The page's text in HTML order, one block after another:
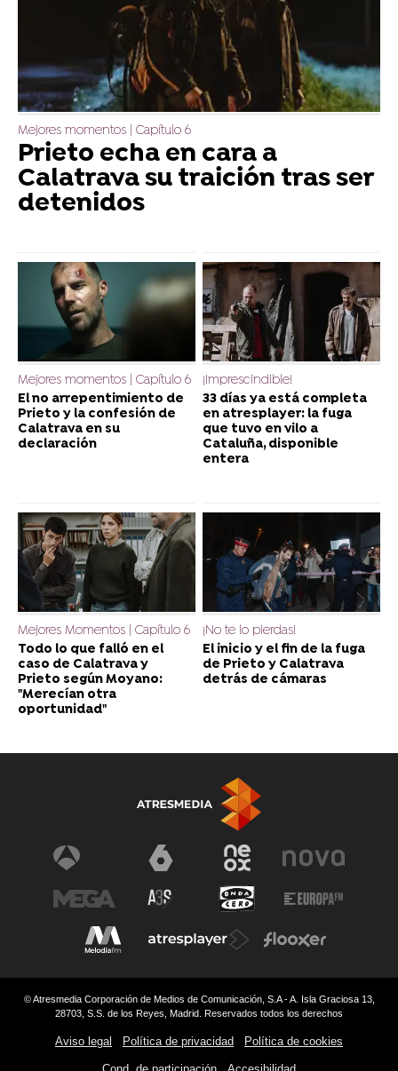
Mejores momentos | Capítulo 6
Prieto echa en cara a
Calatrava su traición tras ser
detenidos
Mejores momentos | Capítulo 6
El no arrepentimiento de
Prieto y la confesión de
Calatrava en su
declaración
¡Imprescindible!
33 días ya está completa
en atresplayer: la fuga
que tuvo en vilo a
Cataluña, disponible
entera
Mejores Momentos | Capítulo 6
Todo lo que falló en el
caso de Calatrava y
Prieto según Moyano:
"Merecían otra
oportunidad"
¡No te lo pierdas!
El inicio y el fin de la fuga
de Prieto y Calatrava
detrás de cámaras
© Atresmedia Corporación de Medios de Comunicación, S.A - A. Isla Graciosa 13,
28703, S.S. de los Reyes, Madrid. Reservados todos los derechos
Aviso legal Política de privacidad Política de cookies